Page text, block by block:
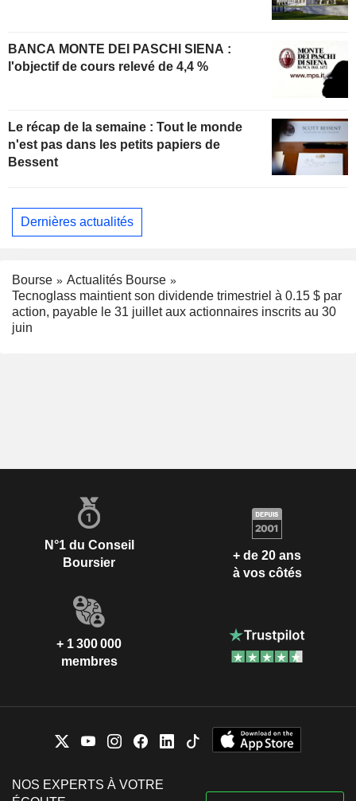
BANCA MONTE DEI PASCHI SIENA :
l'objectif de cours relevé de 4,4 %
Le récap de la semaine : Tout le monde
n'est pas dans les petits papiers de
Bessent
Dernières actualités
Bourse
Actualités Bourse
Tecnoglass maintient son dividende trimestriel à 0.15 $ par
action, payable le 31 juillet aux actionnaires inscrits au 30
juin
N°1 du Conseil
Boursier
+ de 20 ans
à vos côtés
+ 1 300 000
membres
NOS EXPERTS À VOTRE